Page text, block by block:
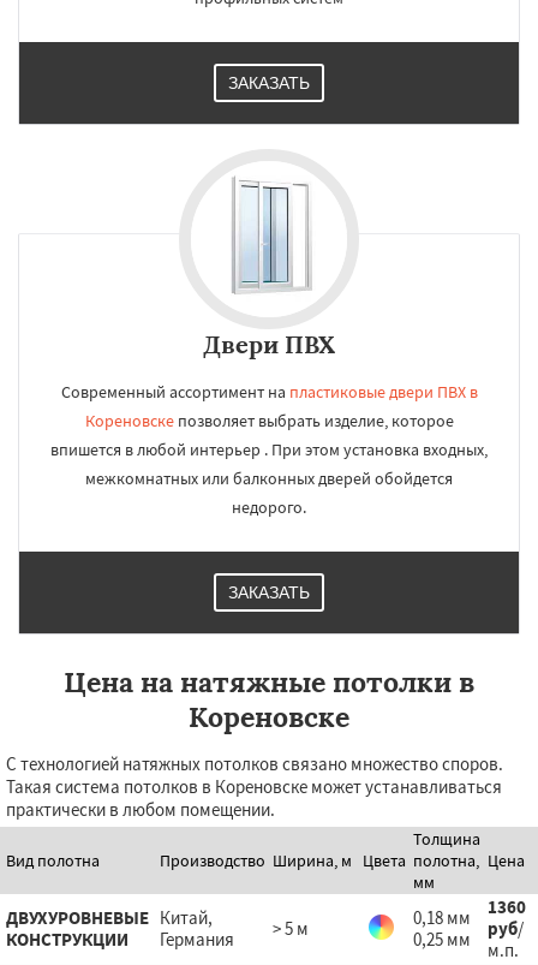
ЗАКАЗАТЬ
Двери ПВХ
Современный ассортимент на пластиковые двери ПВХ в
Кореновскепозволяет выбрать изделие, которое
впишется в любой интерьер . При этом установка входных,
межкомнатных или балконных дверей обойдется
недорого.
ЗАКАЗАТЬ
Цена на натяжные потолки в
Кореновске
С технологией натяжных потолков связано множество споров.
Такая система потолков в Кореновске может устанавливаться
практически в любом помещении.
Вид полотна Производство Ширина, м Цвета
Толщина
полотна,
мм
Цена
ДВУХУРОВНЕВЫЕ
КОНСТРУКЦИИ
Китай,
Германия
> 5 м
0,18 мм
0,25 мм
1360
руб/
м.п.